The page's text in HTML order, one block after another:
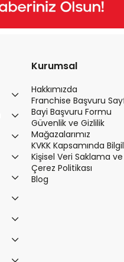
Kurumsal
Hakkımızda
Franchise Başvuru
Bayi Başvuru Formu
Güvenlik ve Gizlilik
Mağazalarımız
KVKK Kapsamında
Kişisel Veri Saklama
Çerez Politikası
Blog